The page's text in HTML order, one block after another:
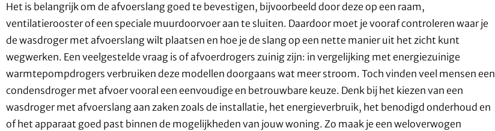
Het is belangrijk om de afvoerslang goed te bevestigen, bijvoorbeeld door deze op een raam,
ventilatierooster of een speciale muurdoorvoer aan te sluiten. Daardoor moet je vooraf controleren waar je
de wasdroger met afvoerslang wilt plaatsen en hoe je de slang op een nette manier uit het zicht kunt
wegwerken. Een veelgestelde vraag is of afvoerdrogers zuinig zijn: in vergelijking met energiezuinige
warmtepompdrogers verbruiken deze modellen doorgaans wat meer stroom. Toch vinden veel mensen een
condensdroger met afvoer vooral een eenvoudige en betrouwbare keuze. Denk bij het kiezen van een
wasdroger met afvoerslang aan zaken zoals de installatie, het energieverbruik, het benodigd onderhoud en
of het apparaat goed past binnen de mogelijkheden van jouw woning. Zo maak je een weloverwogen